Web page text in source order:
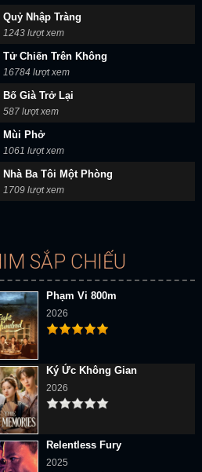
Quỷ Nhập Tràng
1243 lượt xem
Tử Chiến Trên Không
16784 lượt xem
Bố Già Trở Lại
587 lượt xem
Mùi Phở
1061 lượt xem
Nhà Ba Tôi Một Phòng
1709 lượt xem
SẮP CHIẾU
Phạm Vi 800m
2026
Ký Ức Không Gian
2026
Relentless Fury
2025